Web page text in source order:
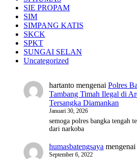
SIE PROPAM
SIM
SIMPANG KATIS
SKCK
SPKT
SUNGAI SELAN
Uncategorized
hartanto mengenai Polres
Tambang Timah Ilegal di
Tersangka Diamankan
Januari 30, 2026
semoga polres bangka tengah
dari narkoba
humasbatengsaya mengenai
September 6, 2022